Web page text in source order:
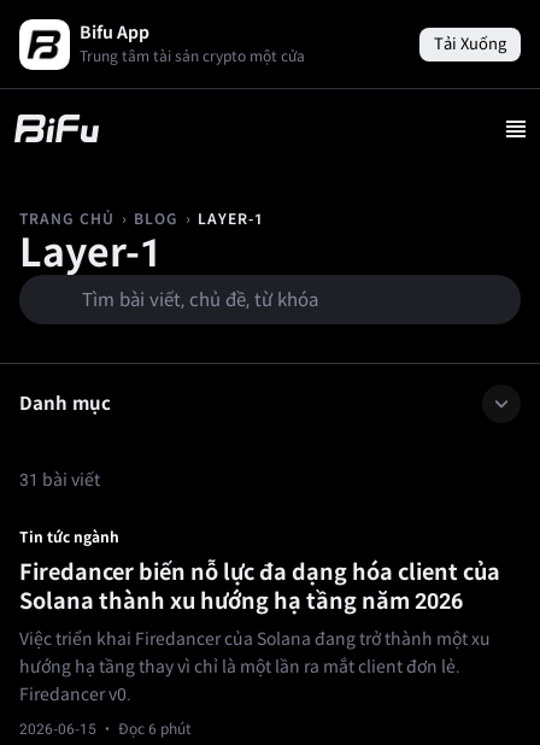
Bifu App
Trung tâm tài sản crypto một cửa
Tải Xuống
TRANG CHỦ › BLOG › LAYER-1
Layer-1
Danh mục
31 bài viết
Tin tức ngành
Firedancer biến nỗ lực đa dạng hóa client của
Solana thành xu hướng hạ tầng năm 2026
Việc triển khai Firedancer của Solana đang trở thành một xu
hướng hạ tầng thay vì chỉ là một lần ra mắt client đơn lẻ.
Firedancer v0.
2026-06-15 · Đọc 6 phút